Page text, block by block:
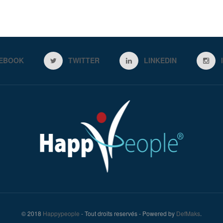
TWITTER LINKEDIN
© 2018 Happypeople - Tout droits reservés - Powered by DefMaks.